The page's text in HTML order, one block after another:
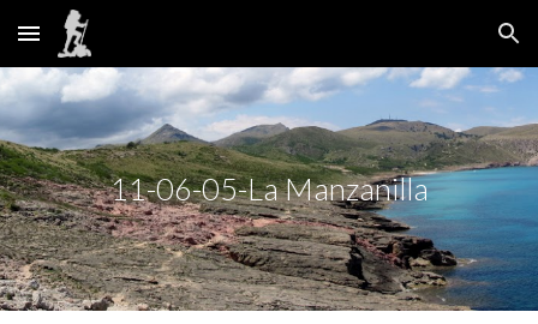
Skip to main content Skip to navigation
11-06-05-La Manzanilla